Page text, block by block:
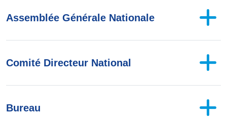
Assemblée Générale Nationale
Comité Directeur National
Bureau